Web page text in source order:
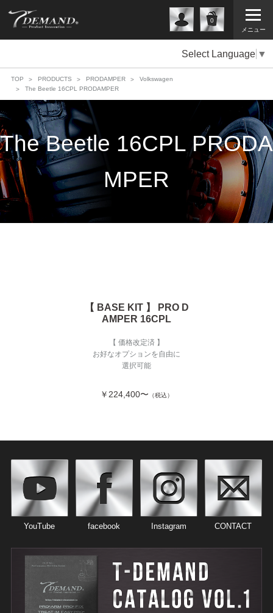
メニュー
0
Select Language ▼
TOP PRODUCTS PRODAMPER
Volkswagen
The Beetle 16CPL PRODAMPER
The Beetle 16CPL PRODA
MPER
【 BASE KIT 】 PRO D
AMPER 16CPL
【 価格改定済 】
お好なオプションを自由に
選択可能
￥224,400〜 （税込）
YouTube facebook Instagram CONTACT